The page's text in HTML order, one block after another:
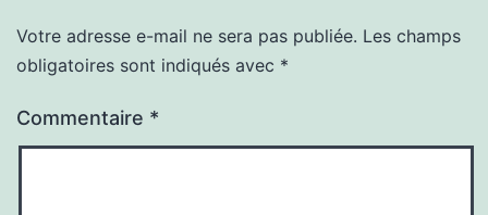
Votre adresse e-mail ne sera pas publiée. Les champs
obligatoires sont indiqués avec *
Commentaire *